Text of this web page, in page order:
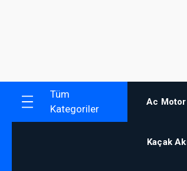
Tüm
Kategoriler
Ac Motor
Kaçak